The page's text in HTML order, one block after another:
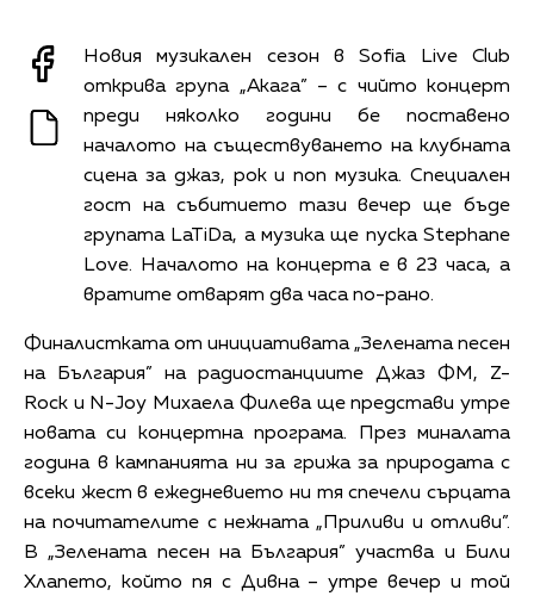
Новия музикален сезон в Sofia Live Club
открива група „Акага” – с чийто концерт
преди няколко години бе поставено
началото на съществуването на клубната
сцена за джаз, рок и поп музика. Специален
гост на събитието тази вечер ще бъде
групата LaTiDa, а музика ще пуска Stephane
Love. Началото на концерта е в 23 часа, а
вратите отварят два часа по-рано.
Финалистката от инициативата „Зелената песен
на България” на радиостанциите Джаз ФМ, Z-
Rock и N-Joy Михаела Филева ще представи утре
новата си концертна програма. През миналата
година в кампанията ни за грижа за природата с
всеки жест в ежедневието ни тя спечели сърцата
на почитателите с нежната „Приливи и отливи”.
В „Зелената песен на България” участва и Били
Хлапето, който пя с Дивна – утре вечер и той